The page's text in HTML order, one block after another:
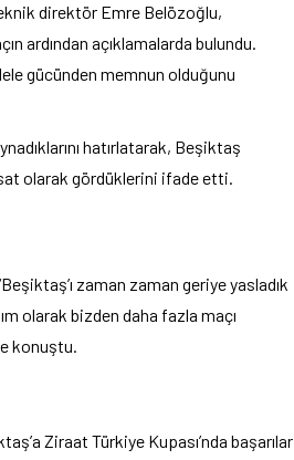
direktör Emre Belözoğlu,
ardından açıklamalarda bulundu.
gücünden memnun olduğunu
hatırlatarak, Beşiktaş
olarak gördüklerini ifade etti.
zaman zaman geriye yasladık
olarak bizden daha fazla maçı
konuştu.
Ziraat Türkiye Kupası’nda başarılar